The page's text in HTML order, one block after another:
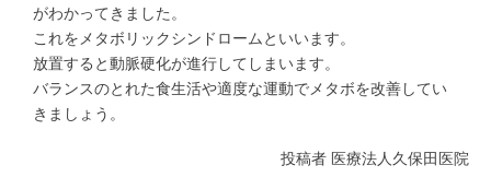
がわかってきました。
これをメタボリックシンドロームといいます。
放置すると動脈硬化が進行してしまいます。
バランスのとれた食生活や適度な運動でメタボを改善してい
きましょう。
投稿者 医療法人久保田医院